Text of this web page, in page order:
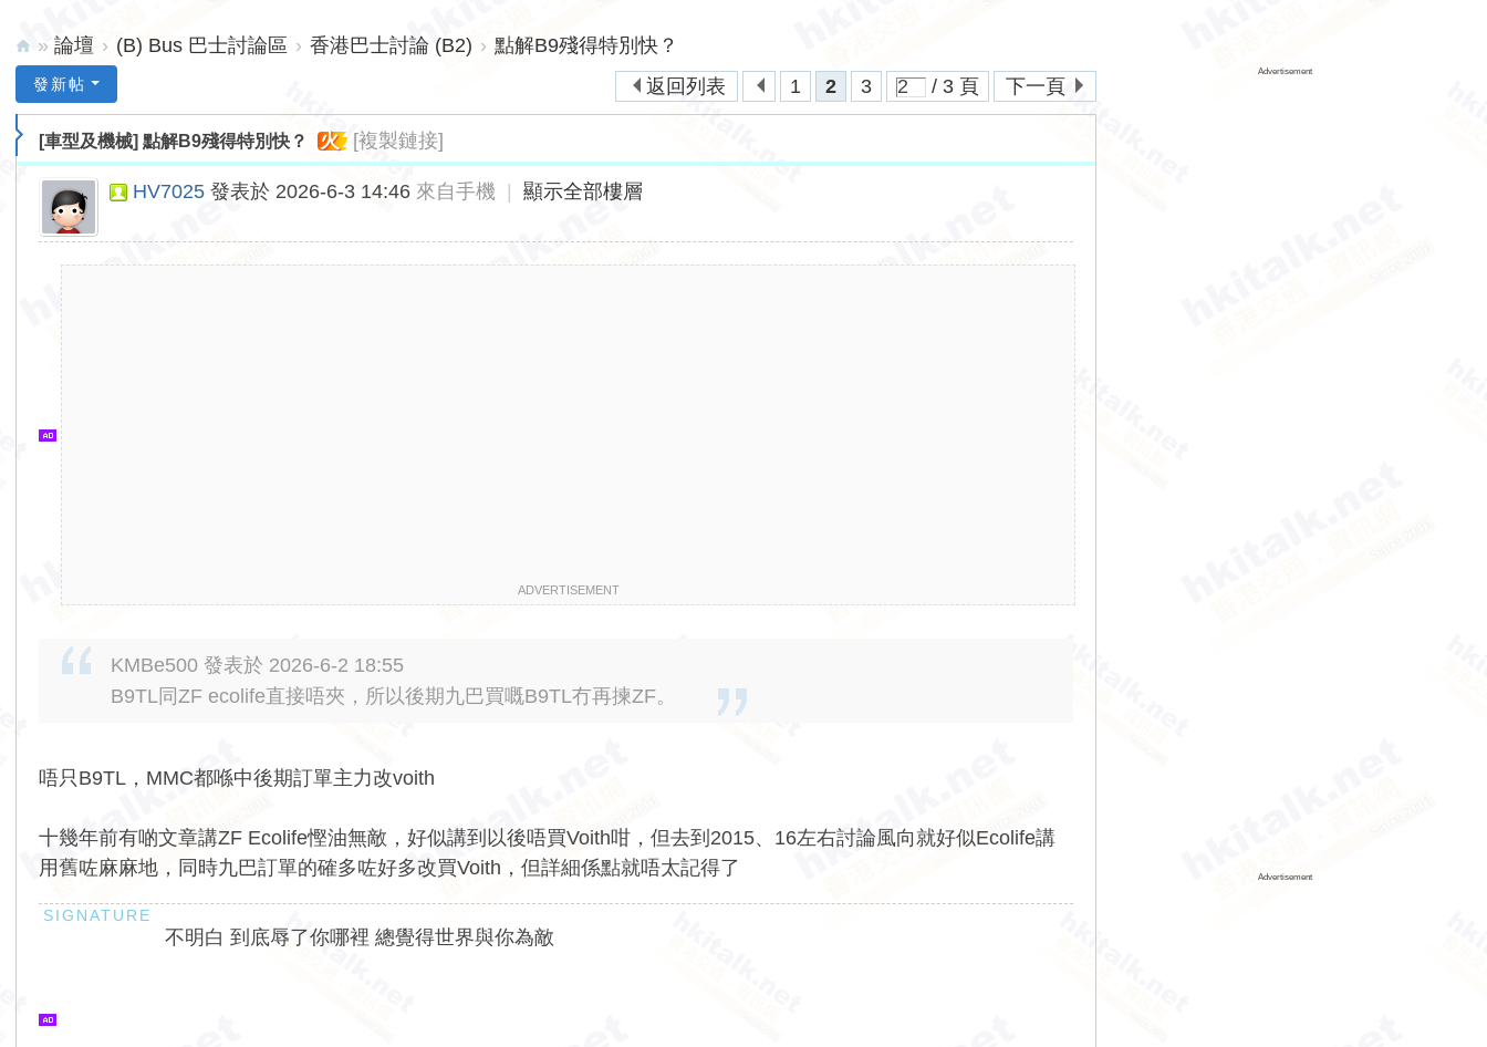
lk.
» 論壇 › (B) Bus 巴士討論區 › 香港巴士討論 (B2) › 點解B9殘得特別快？
1
2 3 / 3 頁 下一頁
返回列表
發新帖
[車型及機械]點解B9殘得特別快？ 火 [複製鏈接]
HV7025 發表於 2026-6-3 14:46 來自手機 顯示全部樓層
ADVERTISEMENT
KMBe500 發表於 2026-6-2 18:55
B9TL同ZF ecolife直接唔夾，所以後期九巴買嘅B9TL冇再揀ZF。
唔只B9TL，MMC都喺中後期訂單主力改voith
十幾年前有啲文章講ZF Ecolife慳油無敵，好似講到以後唔買Voith咁，但去到2015、16左右討論風向就好似Ecolife講
用舊咗麻麻地，同時九巴訂單的確多咗好多改買Voith，但詳細係點就唔太記得了
不明白 到底辱了你哪裡 總覺得世界與你為敵
Advertisement
Advertisement